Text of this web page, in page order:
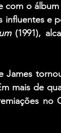
com o álbum
e
(1991),
James
mais de
no